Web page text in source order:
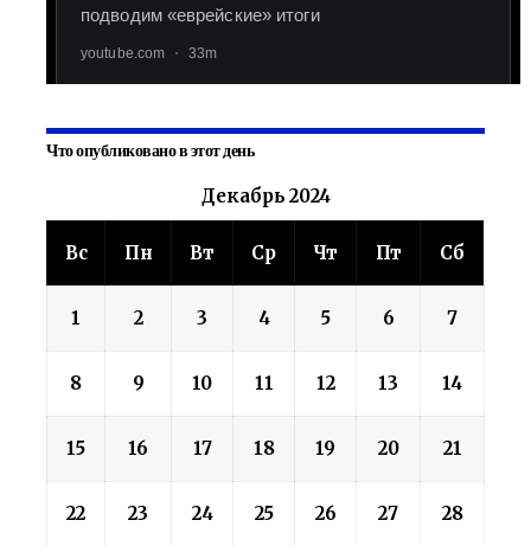
Что опубликовано в этот день
Декабрь 2024
Вс Пн Вт Ср Чт Пт Сб
1 2 3 4 5 6 7
8 9 10 11 12 13 14
15 16 17 18 19 20 21
22 23 24 25 26 27 28